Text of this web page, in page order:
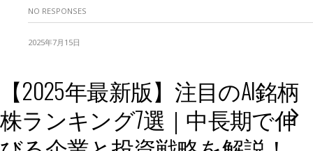
NO RESPONSES
2025年7月15日
【2025年最新版】注目のAI銘柄
株ランキング7選｜中長期で伸